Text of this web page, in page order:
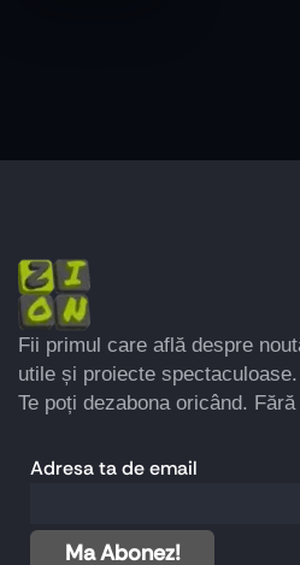
Fii primul care află despre
utile și proiecte spectaculoase.
Te poți dezabona oricând.
Adresa ta de email